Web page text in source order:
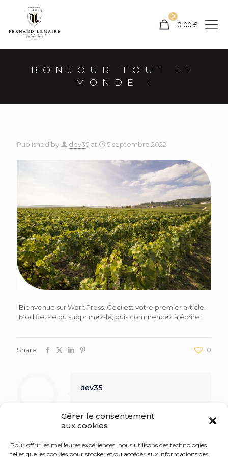
Gérer le consentement
aux cookies
Pour offrir les meilleures expériences, nous utilisons des technologies
telles que les cookies pour stocker et/ou accéder aux informations des
0
0.00 €
BONJOUR TOUT LE
MONDE !
Published by dev35 at 5 septembre 2022
Bienvenue sur WordPress. Ceci est votre premier article.
Modifiez-le ou supprimez-le, puis commencez à écrire !
Share 0
dev35